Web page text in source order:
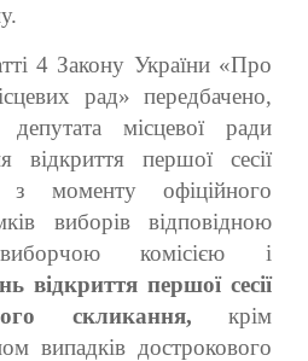
4 Закону України «Про
рад» передбачено,
місцевої ради
відкриття першої сесії
з моменту офіційного
виборів відповідною
виборчою комісією і
відкриття першої сесії
скликання, крім
випадків дострокового